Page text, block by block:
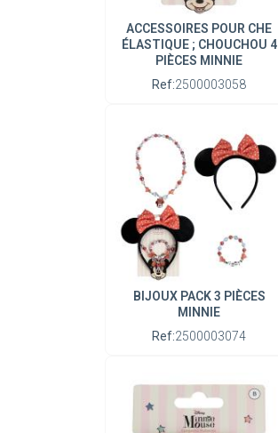
ACCESSOIRES POUR CHE
ÉLASTIQUE ; CHOUCHOU 4
PIÈCES MINNIE
Ref:2500003058
BIJOUX PACK 3 PIÈCES
MINNIE
Ref:2500003074